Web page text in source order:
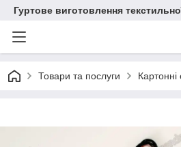
Гуртове виготовлення
Товари та послуги Картонні